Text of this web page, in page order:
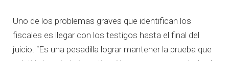
Uno de los problemas graves que identifican los
fiscales es llegar con los testigos hasta el final del
juicio. “Es una pesadilla lograr mantener la prueba que